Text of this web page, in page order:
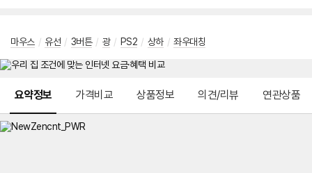
마우스 / 유선 / 3버튼 / 광 / PS2 / 상하 / 좌우대칭
요약정보 가격비교 상품정보 의견/리뷰 연관상품